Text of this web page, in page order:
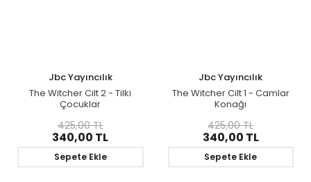
Jbc Yayıncılık
The Witcher Cilt 2 - Tilki
Çocuklar
340,00 TL
425,00 TL
Sepete Ekle
Jbc Yayıncılık
The Witcher Cilt 1 - Camlar
Konağı
340,00 TL
425,00 TL
Sepete Ekle